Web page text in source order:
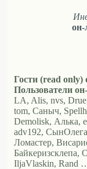
он-
Гости (read only)
Пользователи
LA, Alis, nvs,
tom, Саныч,
Demolisk, Алька,
adv192,
Ломастер,
Байкеризсклепа,
IljaVlaskin, Rand